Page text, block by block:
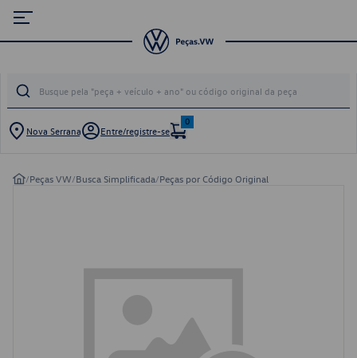
Nova Serrana Entre/registre-se
0
/Peças VW/Busca Simplificada/Peças por Código Original